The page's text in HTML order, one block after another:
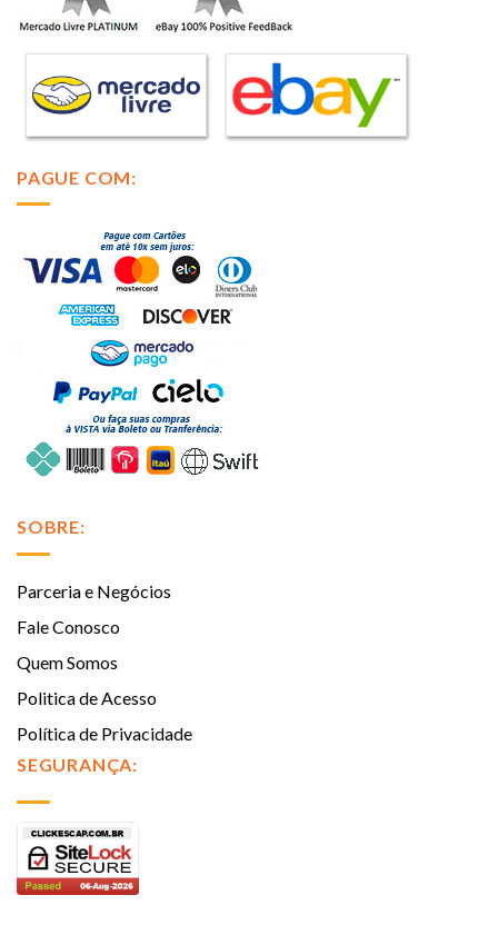
PAGUE COM:
SOBRE:
Parceria e Negócios
Fale Conosco
Quem Somos
Politica de Acesso
Política de Privacidade
SEGURANÇA: